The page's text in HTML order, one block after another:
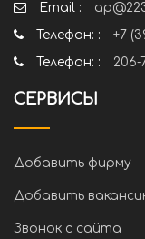
Email :
Телефон: :
+7
Телефон: :
206-
СЕРВИСЫ
Добавить фирму
Добавить
Звонок с сайта